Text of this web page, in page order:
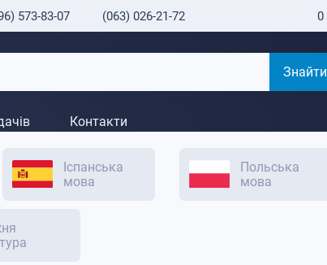
573-83-07 (063) 026-21-72 0
Знайти
Контакти
Іспанська
мова
Польська
мова